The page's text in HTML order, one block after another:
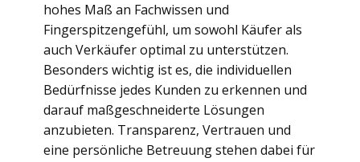
hohes Maß an Fachwissen und
Fingerspitzengefühl, um sowohl Käufer als
auch Verkäufer optimal zu unterstützen.
Besonders wichtig ist es, die individuellen
Bedürfnisse jedes Kunden zu erkennen und
darauf maßgeschneiderte Lösungen
anzubieten. Transparenz, Vertrauen und
eine persönliche Betreuung stehen dabei für